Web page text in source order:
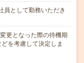
員として勤務いただき
更となった際の待機期
を考慮して決定しま